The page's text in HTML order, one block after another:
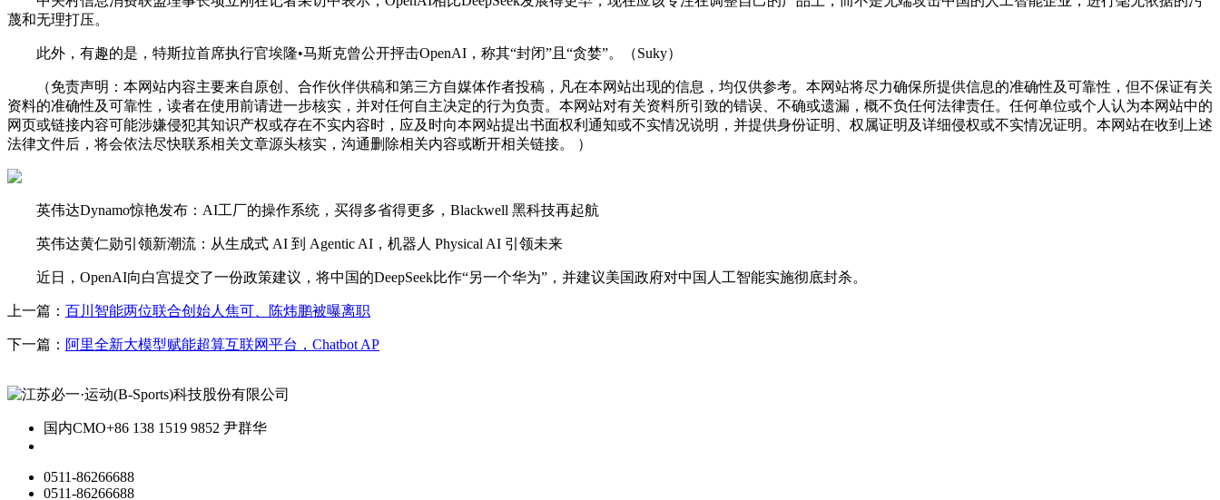
蔑和无理打压。
此外，有趣的是，特斯拉首席执行官埃隆•马斯克曾公开抨击OpenAI，称其“封闭”且“贪婪”。（Suky）
（免责声明：本网站内容主要来自原创、合作伙伴供稿和第三方自媒体作者投稿，凡在本网站出现的信息，均仅供参考。本网站将尽力确保所提供信息的准确性及可靠性，但不保证有关
资料的准确性及可靠性，读者在使用前请进一步核实，并对任何自主决定的行为负责。本网站对有关资料所引致的错误、不确或遗漏，概不负任何法律责任。任何单位或个人认为本网站中的
网页或链接内容可能涉嫌侵犯其知识产权或存在不实内容时，应及时向本网站提出书面权利通知或不实情况说明，并提供身份证明、权属证明及详细侵权或不实情况证明。本网站在收到上述
法律文件后，将会依法尽快联系相关文章源头核实，沟通删除相关内容或断开相关链接。 ）
英伟达Dynamo惊艳发布：AI工厂的操作系统，买得多省得更多，Blackwell 黑科技再起航
英伟达黄仁勋引领新潮流：从生成式 AI 到 Agentic AI，机器人 Physical AI 引领未来
近日，OpenAI向白宫提交了一份政策建议，将中国的DeepSeek比作“另一个华为”，并建议美国政府对中国人工智能实施彻底封杀。
上一篇： 百川智能两位联合创始人焦可、陈炜鹏被曝离职
下一篇： 阿里全新大模型赋能超算互联网平台，Chatbot AP
国内CMO+86 138 1519 9852 尹群华
0511-86266688
0511-86266688